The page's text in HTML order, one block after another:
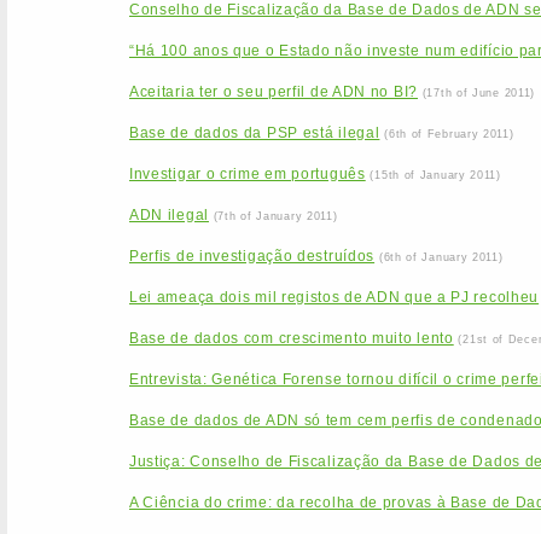
Conselho de Fiscalização da Base de Dados de ADN
“Há 100 anos que o Estado não investe num edifício
Aceitaria ter o seu perfil de ADN no BI? (17th of June 2011)
Base de dados da PSP está ilegal (6th of February 2011)
Investigar o crime em português (15th of January 2011)
ADN ilegal (7th of January 2011)
Perfis de investigação destruídos (6th of January 2011)
Lei ameaça dois mil registos de ADN que a PJ recolheu
Base de dados com crescimento muito lento (21st of
Entrevista: Genética Forense tornou difícil o crime
Base de dados de ADN só tem cem perfis de
Justiça: Conselho de Fiscalização da Base de Dados
A Ciência do crime: da recolha de provas à Base de